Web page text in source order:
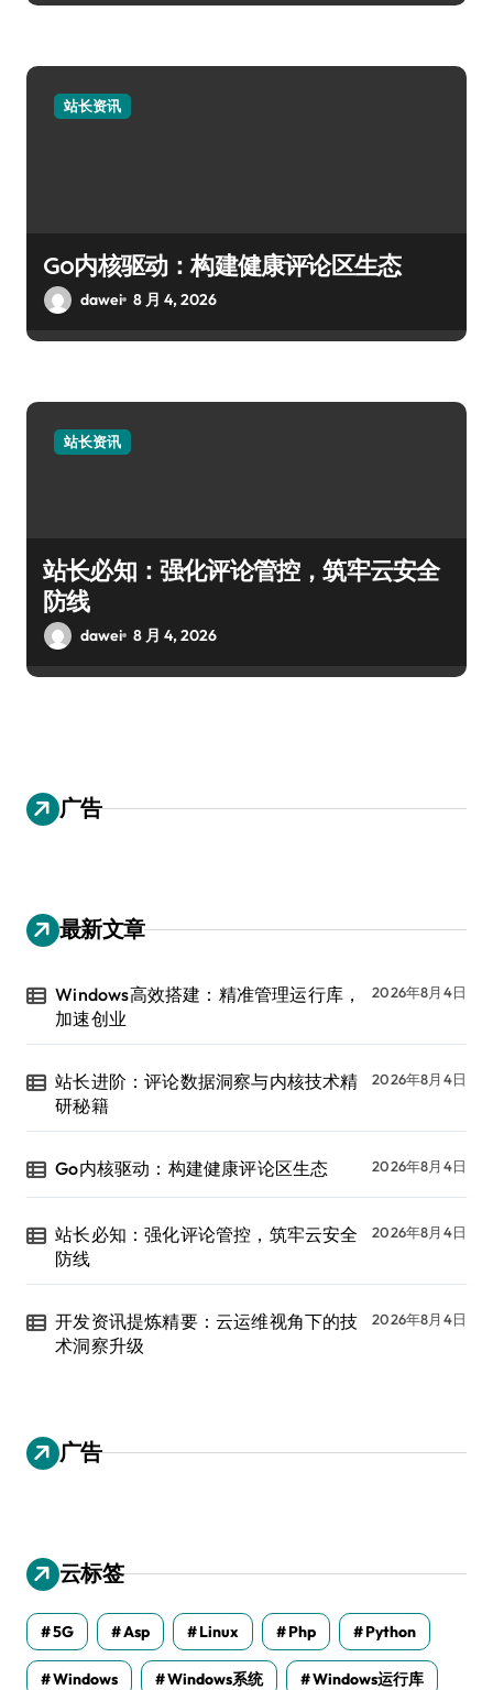
站长资讯
Go内核驱动：构建健康评论区生态
dawei 8 月 4, 2026
站长资讯
站长必知：强化评论管控，筑牢云安全
防线
dawei 8 月 4, 2026
广告
最新文章
Windows高效搭建：精准管理运行库，
加速创业
2026年8月4日
站长进阶：评论数据洞察与内核技术精
研秘籍
2026年8月4日
Go内核驱动：构建健康评论区生态 2026年8月4日
站长必知：强化评论管控，筑牢云安全
防线
2026年8月4日
开发资讯提炼精要：云运维视角下的技
术洞察升级
2026年8月4日
广告
云标签
5G Asp Linux Php Python
Windows Windows系统 Windows运行库